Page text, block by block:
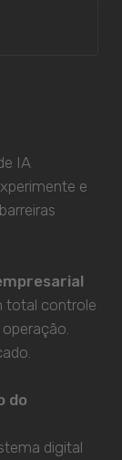
IA
e
total controle
do
digital